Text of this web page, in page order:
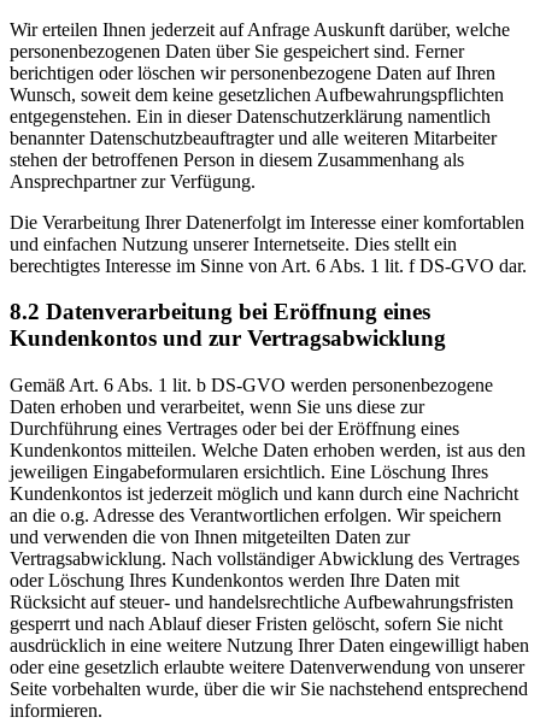
Wir erteilen Ihnen jederzeit auf Anfrage Auskunft darüber, welche
personenbezogenen Daten über Sie gespeichert sind. Ferner
berichtigen oder löschen wir personenbezogene Daten auf Ihren
Wunsch, soweit dem keine gesetzlichen Aufbewahrungspflichten
entgegenstehen. Ein in dieser Datenschutzerklärung namentlich
benannter Datenschutzbeauftragter und alle weiteren Mitarbeiter
stehen der betroffenen Person in diesem Zusammenhang als
Ansprechpartner zur Verfügung.
Die Verarbeitung Ihrer Datenerfolgt im Interesse einer komfortablen
und einfachen Nutzung unserer Internetseite. Dies stellt ein
berechtigtes Interesse im Sinne von Art. 6 Abs. 1 lit. f DS-GVO dar.
8.2 Datenverarbeitung bei Eröffnung eines
Kundenkontos und zur Vertragsabwicklung
Gemäß Art. 6 Abs. 1 lit. b DS-GVO werden personenbezogene
Daten erhoben und verarbeitet, wenn Sie uns diese zur
Durchführung eines Vertrages oder bei der Eröffnung eines
Kundenkontos mitteilen. Welche Daten erhoben werden, ist aus den
jeweiligen Eingabeformularen ersichtlich. Eine Löschung Ihres
Kundenkontos ist jederzeit möglich und kann durch eine Nachricht
an die o.g. Adresse des Verantwortlichen erfolgen. Wir speichern
und verwenden die von Ihnen mitgeteilten Daten zur
Vertragsabwicklung. Nach vollständiger Abwicklung des Vertrages
oder Löschung Ihres Kundenkontos werden Ihre Daten mit
Rücksicht auf steuer- und handelsrechtliche Aufbewahrungsfristen
gesperrt und nach Ablauf dieser Fristen gelöscht, sofern Sie nicht
ausdrücklich in eine weitere Nutzung Ihrer Daten eingewilligt haben
oder eine gesetzlich erlaubte weitere Datenverwendung von unserer
Seite vorbehalten wurde, über die wir Sie nachstehend entsprechend
informieren.